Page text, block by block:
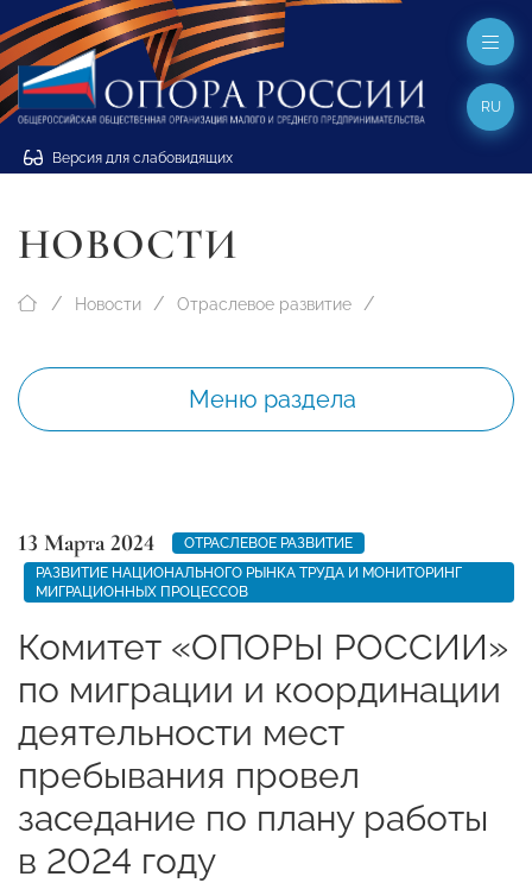
Версия для слабовидящих
RU
НОВОСТИ
Новости Отраслевое развитие
Меню раздела
13 Марта 2024
ОТРАСЛЕВОЕ РАЗВИТИЕ
РАЗВИТИЕ НАЦИОНАЛЬНОГО РЫНКА ТРУДА И МОНИТОРИНГ
МИГРАЦИОННЫХ ПРОЦЕССОВ
Комитет «ОПОРЫ РОССИИ»
по миграции и координации
деятельности мест
пребывания провел
заседание по плану работы
в 2024 году